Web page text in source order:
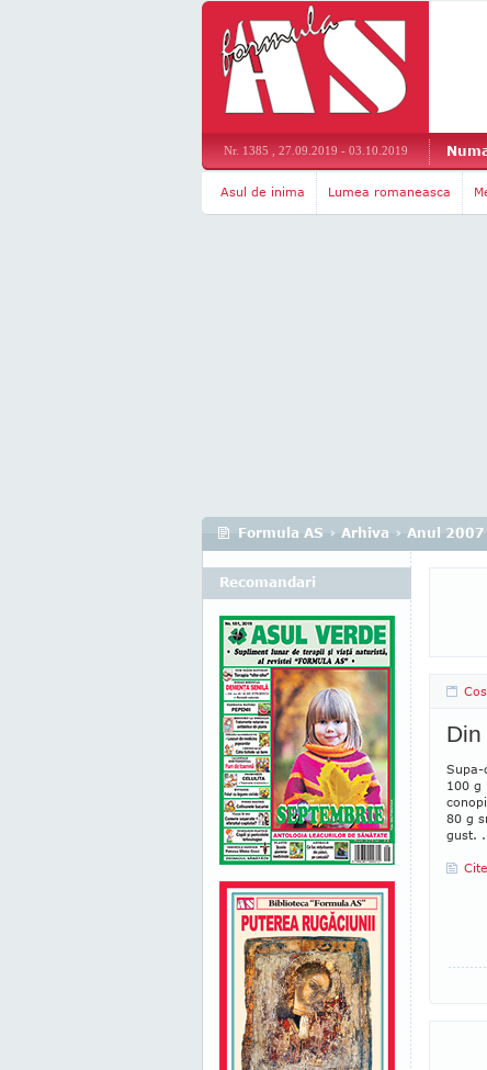
Nr. 1385 , 27.09.2019 - 03.10.2019
Asul de inima Lumea romaneasca
Formula AS › Arhiva › Anul 2007
100 g
80 g
gust.
Recomandari